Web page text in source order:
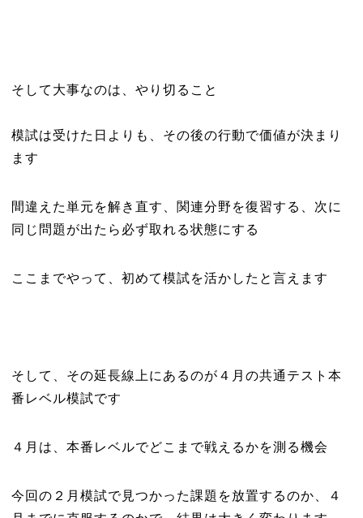
そして大事なのは、やり切ること
模試は受けた日よりも、その後の行動で価値が決まり
ます
間違えた単元を解き直す、関連分野を復習する、次に
同じ問題が出たら必ず取れる状態にする
ここまでやって、初めて模試を活かしたと言えます
そして、その延長線上にあるのが４月の共通テスト本
番レベル模試です
４月は、本番レベルでどこまで戦えるかを測る機会
今回の２月模試で見つかった課題を放置するのか、４